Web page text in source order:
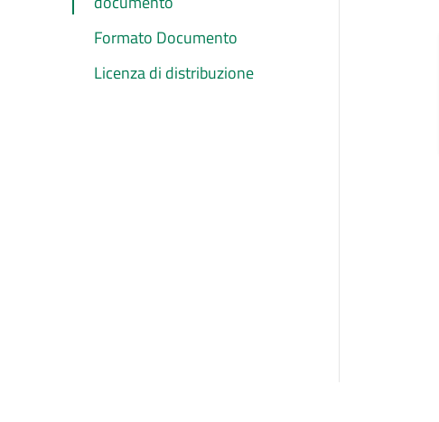
Formato Documento
Licenza di distribuzione